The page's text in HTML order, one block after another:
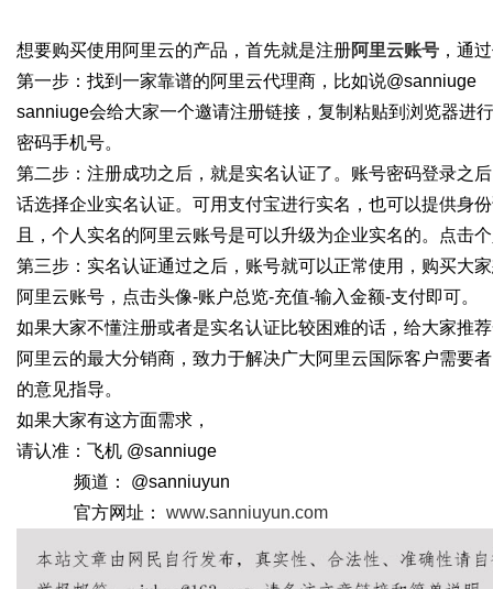
想要购买使用阿里云的产品，首先就是注册阿里云账号 ，通
第一步：找到一家靠谱的阿里云代理商，比如说@sanniuge
sanniuge会给大家一个邀请注册链接，复制粘贴到浏览器进
密码手机号。
第二步：注册成功之后，就是实名认证了。账号密码登录之
话选择企业实名认证。可用支付宝进行实名，也可以提供身
且，个人实名的阿里云账号是可以升级为企业实名的。点击
第三步：实名认证通过之后，账号就可以正常使用，购买大
阿里云账号，点击头像-账户总览-充值-输入金额-支付即可。
如果大家不懂注册或者是实名认证比较困难的话，给大家推
阿里云的最大分销商，致力于解决广大阿里云国际客户需要
的意见指导。
如果大家有这方面需求，
请认准：飞机 @sanniuge
频道： @sanniuyun
官方网址： www.sanniuyun.com